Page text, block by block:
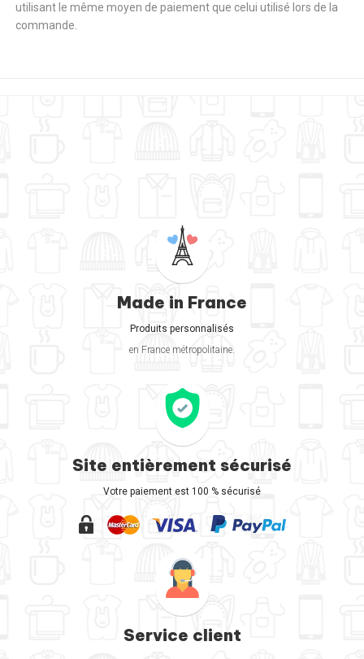
utilisant le même moyen de paiement que celui utilisé lors de la
commande.
Made in France
Produits personnalisés
en France métropolitaine.
Site entièrement sécurisé
Votre paiement est 100 % sécurisé
Service client